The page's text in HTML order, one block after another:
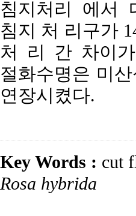
침지처리 에서
침지 처 리구가
처 리 간 차이가
절화수명은 미
연장시켰다.
Key Words : cut
Rosa hybrida